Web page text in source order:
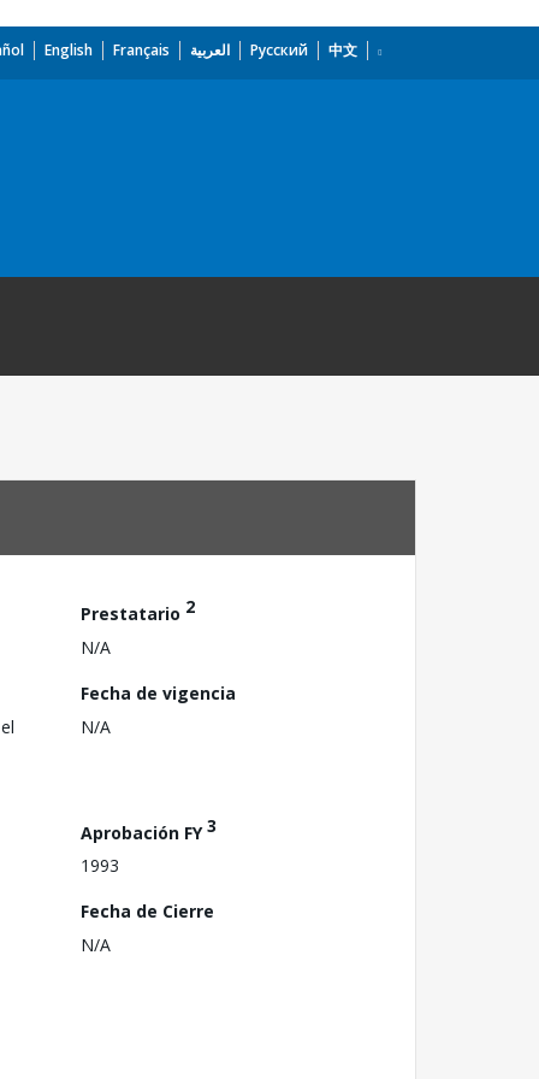
English Français العربية Русский 中文
Prestatario 2
N/A
Fecha de vigencia
N/A
Aprobación FY3
1993
Fecha de Cierre
N/A